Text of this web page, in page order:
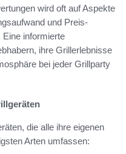
wird oft auf Aspekte
und Preis-
Eine informierte
ihre Grillerlebnisse
bei jeder Grillparty
die alle ihre eigenen
Arten umfassen: